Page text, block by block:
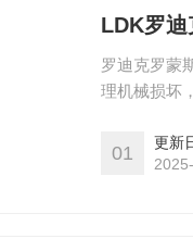
LDK罗
罗迪克罗蒙
理机械损坏
如若要关闭
01
更新